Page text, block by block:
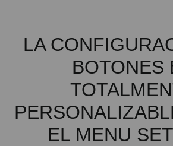
LA
BOTONES
EL MENU